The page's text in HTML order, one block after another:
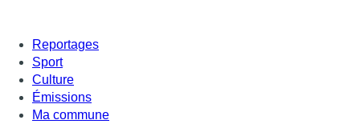
Reportages
Sport
Culture
Émissions
Ma commune